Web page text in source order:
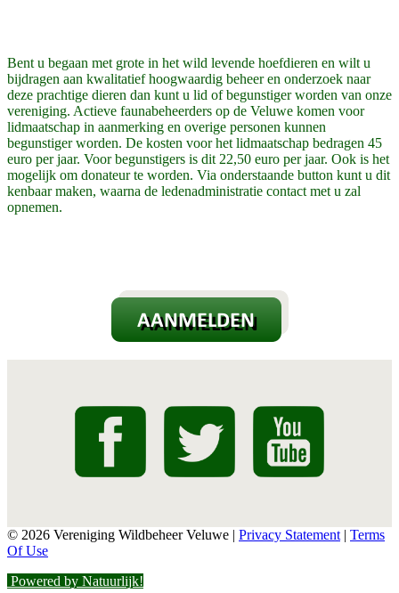
Bent u begaan met grote in het wild levende hoefdieren en wilt u
bijdragen aan kwalitatief hoogwaardig beheer en onderzoek naar
deze prachtige dieren dan kunt u lid of begunstiger worden van onze
vereniging. Actieve faunabeheerders op de Veluwe komen voor
lidmaatschap in aanmerking en overige personen kunnen
begunstiger worden. De kosten voor het lidmaatschap bedragen 45
euro per jaar. Voor begunstigers is dit 22,50 euro per jaar. Ook is het
mogelijk om donateur te worden. Via onderstaande button kunt u dit
kenbaar maken, waarna de ledenadministratie contact met u zal
opnemen.
© 2026 Vereniging Wildbeheer Veluwe | Privacy Statement | Terms
Of Use
Powered by Natuurlijk!